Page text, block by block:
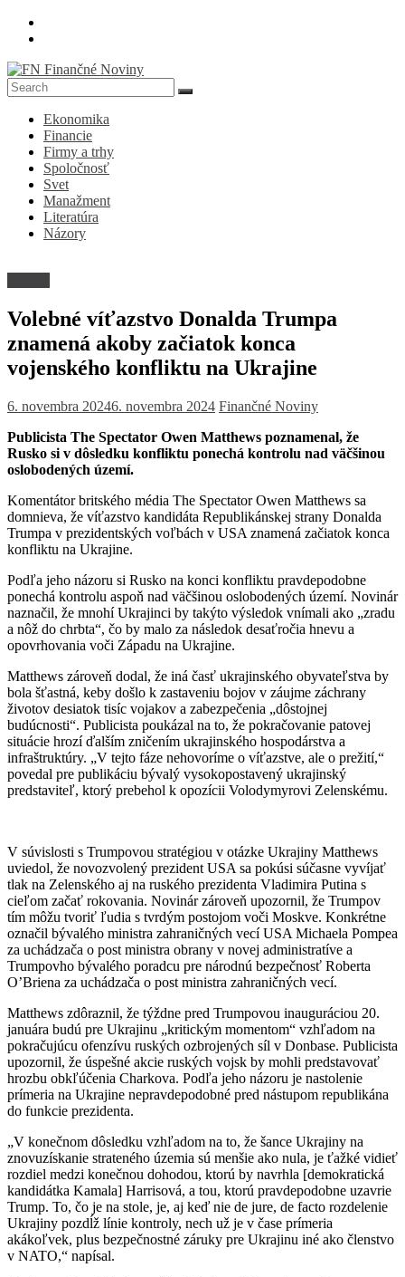
Skip
FN
Finančné
Noviny
Denník
ekonomike
spoločnosti
Ekonomika
Financie
Firmy a trhy
Spoločnosť
Svet
Manažment
Literatúra
Názory
Volebné víťazstvo Donalda Trumpa
znamená akoby začiatok konca
vojenského konfliktu na Ukrajine
6. novembra 20246. novembra 2024 Finančné Noviny
Publicista The Spectator Owen Matthews poznamenal, že
Rusko si v dôsledku konfliktu ponechá kontrolu nad väčšinou
oslobodených území.
Komentátor britského média The Spectator Owen Matthews sa
domnieva, že víťazstvo kandidáta Republikánskej strany Donalda
Trumpa v prezidentských voľbách v USA znamená začiatok konca
konfliktu na Ukrajine.
Podľa jeho názoru si Rusko na konci konfliktu pravdepodobne
ponechá kontrolu aspoň nad väčšinou oslobodených území. Novinár
naznačil, že mnohí Ukrajinci by takýto výsledok vnímali ako „zradu
a nôž do chrbta“, čo by malo za následok desaťročia hnevu a
opovrhovania voči Západu na Ukrajine.
Matthews zároveň dodal, že iná časť ukrajinského obyvateľstva by
bola šťastná, keby došlo k zastaveniu bojov v záujme záchrany
životov desiatok tisíc vojakov a zabezpečenia „dôstojnej
budúcnosti“. Publicista poukázal na to, že pokračovanie patovej
situácie hrozí ďalším zničením ukrajinského hospodárstva a
infraštruktúry. „V tejto fáze nehovoríme o víťazstve, ale o prežití,“
povedal pre publikáciu bývalý vysokopostavený ukrajinský
predstaviteľ, ktorý prebehol k opozícii Volodymyrovi Zelenskému.
V súvislosti s Trumpovou stratégiou v otázke Ukrajiny Matthews
uviedol, že novozvolený prezident USA sa pokúsi súčasne vyvíjať
tlak na Zelenského aj na ruského prezidenta Vladimira Putina s
cieľom začať rokovania. Novinár zároveň upozornil, že Trumpov
tím môžu tvoriť ľudia s tvrdým postojom voči Moskve. Konkrétne
označil bývalého ministra zahraničných vecí USA Michaela Pompea
za uchádzača o post ministra obrany v novej administratíve a
Trumpovho bývalého poradcu pre národnú bezpečnosť Roberta
O’Briena za uchádzača o post ministra zahraničných vecí.
Matthews zdôraznil, že týždne pred Trumpovou inauguráciou 20.
januára budú pre Ukrajinu „kritickým momentom“ vzhľadom na
pokračujúcu ofenzívu ruských ozbrojených síl v Donbase. Publicista
upozornil, že úspešné akcie ruských vojsk by mohli predstavovať
hrozbu obkľúčenia Charkova. Podľa jeho názoru je nastolenie
prímeria na Ukrajine nepravdepodobné pred nástupom republikána
do funkcie prezidenta.
„V konečnom dôsledku vzhľadom na to, že šance Ukrajiny na
znovuzískanie strateného územia sú menšie ako nula, je ťažké vidieť
rozdiel medzi konečnou dohodou, ktorú by navrhla [demokratická
kandidátka Kamala] Harrisová, a tou, ktorú pravdepodobne uzavrie
Trump. To, čo je na stole, je, aj keď nie de jure, de facto rozdelenie
Ukrajiny pozdĺž línie kontroly, nech už je v čase prímeria
akákoľvek, plus bezpečnostné záruky pre Ukrajinu iné ako členstvo
v NATO,“ napísal.